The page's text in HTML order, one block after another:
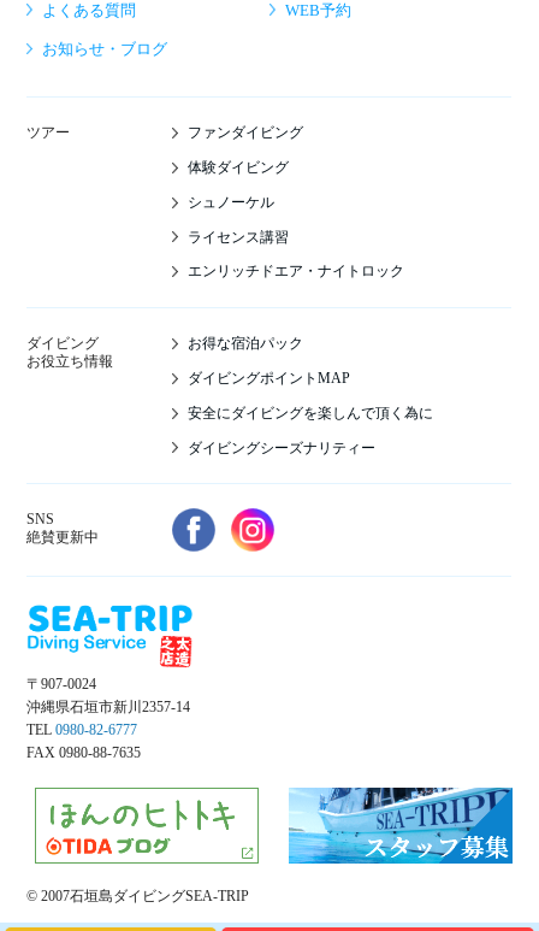
よくある質問 WEB予約
お知らせ・ブログ
ツアー ファンダイビング
体験ダイビング
シュノーケル
ライセンス講習
エンリッチドエア・ナイトロック
ダイビング
お役立ち情報
お得な宿泊パック
ダイビングポイントMAP
安全にダイビングを楽しんで頂く為に
ダイビングシーズナリティー
SNS
絶賛更新中
〒907-0024
沖縄県石垣市新川2357-14
TEL 0980-82-6777
FAX 0980-88-7635
© 2007石垣島ダイビングSEA-TRIP